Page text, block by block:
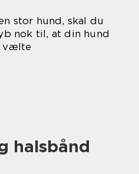
stor hund, skal du
nok til, at din hund
vælte
halsbånd